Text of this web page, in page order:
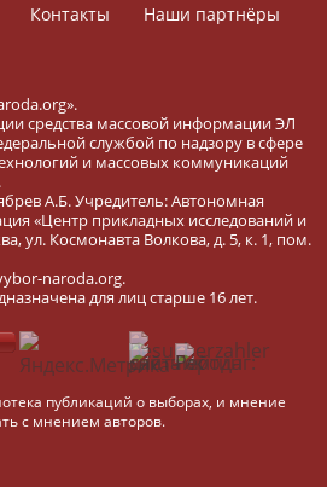
Контакты
Наши партнёры
средства массовой информации ЭЛ
службой по надзору в сфере
и массовых коммуникаций
А.Б. Учредитель: Автономная
«Центр прикладных исследований и
ул. Космонавта Волкова, д. 5, к. 1, пом.
naroda.org.
для лиц старше 16 лет.
публикаций о выборах, и мнение
с мнением авторов.